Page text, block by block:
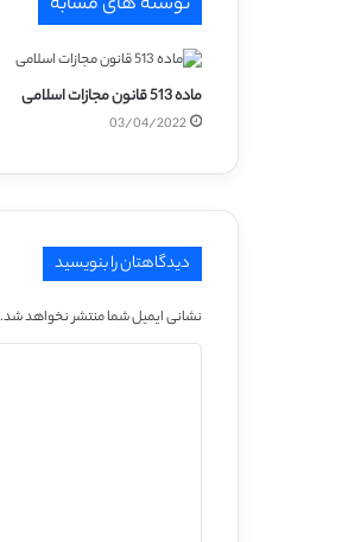
ماده 513 قانون مجازات اسلامی
03/04/2022
دیدگاهتان را بنویسید
نشانی ایمیل شما منتشر نخواهد شد.